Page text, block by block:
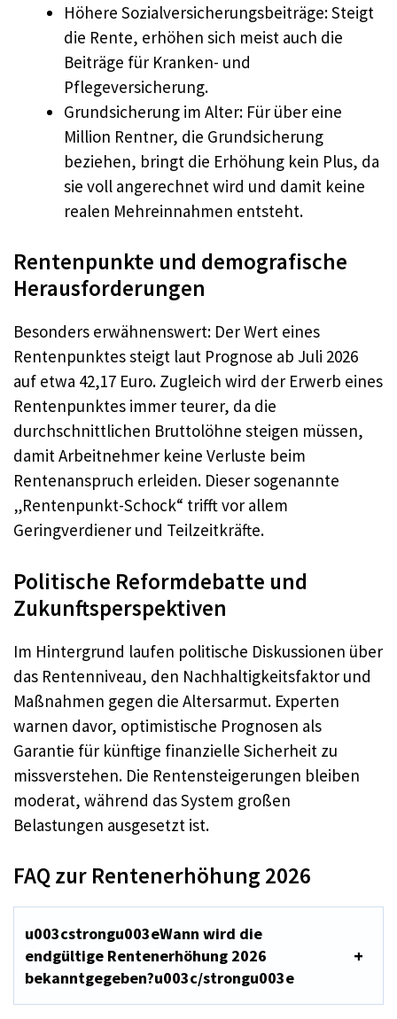
Höhere Sozialversicherungsbeiträge: Steigt
die Rente, erhöhen sich meist auch die
Beiträge für Kranken- und
Pflegeversicherung.
Grundsicherung im Alter: Für über eine
Million Rentner, die Grundsicherung
beziehen, bringt die Erhöhung kein Plus, da
sie voll angerechnet wird und damit keine
realen Mehreinnahmen entsteht.
Rentenpunkte und demografische
Herausforderungen
Besonders erwähnenswert: Der Wert eines
Rentenpunktes steigt laut Prognose ab Juli 2026
auf etwa 42,17 Euro. Zugleich wird der Erwerb eines
Rentenpunktes immer teurer, da die
durchschnittlichen Bruttolöhne steigen müssen,
damit Arbeitnehmer keine Verluste beim
Rentenanspruch erleiden. Dieser sogenannte
„Rentenpunkt-Schock“ trifft vor allem
Geringverdiener und Teilzeitkräfte.
Politische Reformdebatte und
Zukunftsperspektiven
Im Hintergrund laufen politische Diskussionen über
das Rentenniveau, den Nachhaltigkeitsfaktor und
Maßnahmen gegen die Altersarmut. Experten
warnen davor, optimistische Prognosen als
Garantie für künftige finanzielle Sicherheit zu
missverstehen. Die Rentensteigerungen bleiben
moderat, während das System großen
Belastungen ausgesetzt ist.
FAQ zur Rentenerhöhung 2026
u003cstrongu003eWann wird die
endgültige Rentenerhöhung 2026
bekanntgegeben?u003c/strongu003e